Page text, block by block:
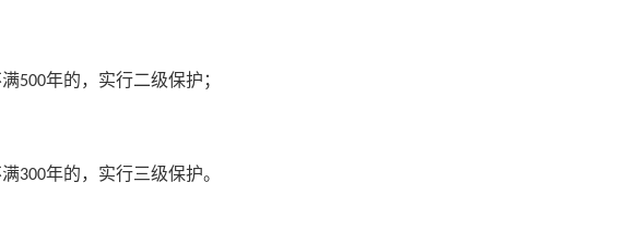
500年的，实行二级保护；
300年的，实行三级保护。